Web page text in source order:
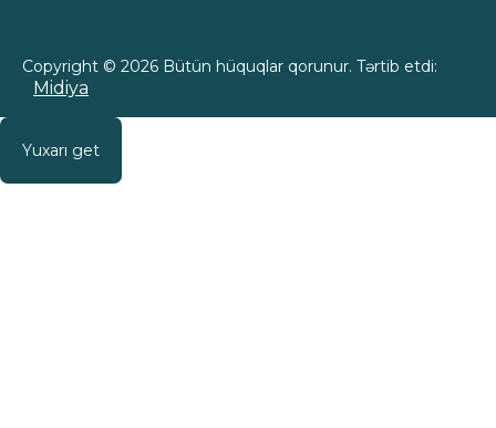
Copyright © 2026 Bütün hüquqlar qorunur. Tərtib etdi:
Midiya
Yuxarı get